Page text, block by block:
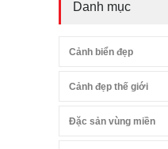
Danh mục
Cảnh biển đẹp
Cảnh đẹp thế giới
Đặc sản vùng miền